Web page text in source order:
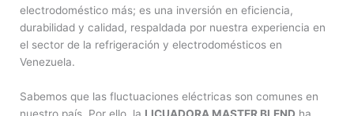
electrodoméstico más; es una inversión en eficiencia,
durabilidad y calidad, respaldada por nuestra experiencia en
el sector de la refrigeración y electrodomésticos en
Venezuela.
Sabemos que las fluctuaciones eléctricas son comunes en